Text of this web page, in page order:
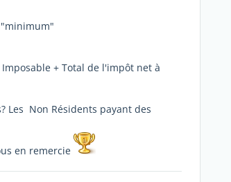
+ Total de l'impôt net à
Les Non Résidents payant des
en remercie